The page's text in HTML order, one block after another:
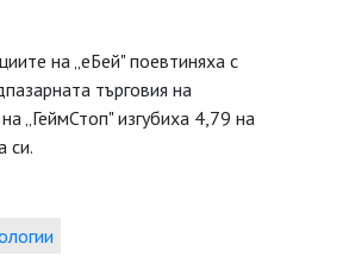
на „еБей" поевтиняха с
търговия на
„ГеймСтоп" изгубиха 4,79 на
си.